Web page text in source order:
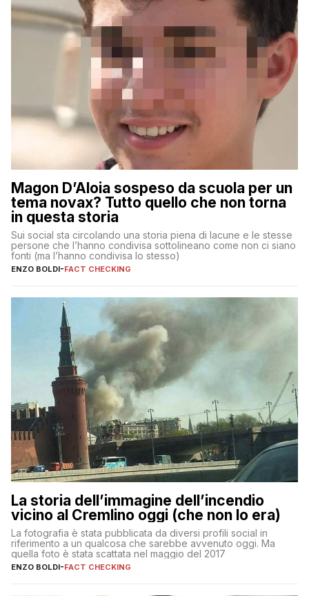
Magon D’Aloia sospeso da scuola per un
tema novax? Tutto quello che non torna
in questa storia
Sui social sta circolando una storia piena di lacune e le stesse
persone che l’hanno condivisa sottolineano come non ci siano
fonti (ma l’hanno condivisa lo stesso)
ENZO BOLDI-FACT CHECKING
La storia dell’immagine dell’incendio
vicino al Cremlino oggi (che non lo era)
La fotografia è stata pubblicata da diversi profili social in
riferimento a un qualcosa che sarebbe avvenuto oggi. Ma
quella foto è stata scattata nel maggio del 2017
ENZO BOLDI-FACT CHECKING